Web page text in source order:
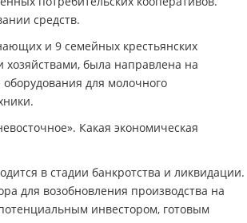
средств.
и 9 семейных крестьянских
была направлена на
для молочного
Какая экономическая
в стадии банкротства и ликвидации.
для возобновления производства на
инвестором, готовым